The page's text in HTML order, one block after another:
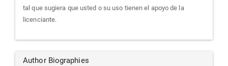
tal que sugiera que usted o su uso tienen el apoyo de la
licenciante.
Author Biographies